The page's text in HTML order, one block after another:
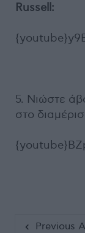
Russell:
5. Νιώστε
στο
Previous